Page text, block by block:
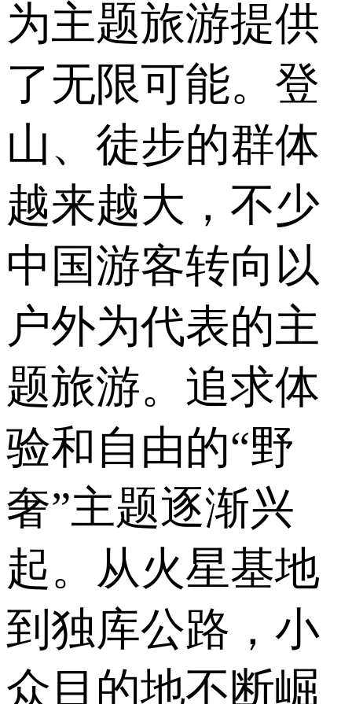
为主题旅游提供
了无限可能。登
山、徒步的群体
越来越大，不少
中国游客转向以
户外为代表的主
题旅游。追求体
验和自由的“野
奢”主题逐渐兴
起。从火星基地
到独库公路，小
众目的地不断崛